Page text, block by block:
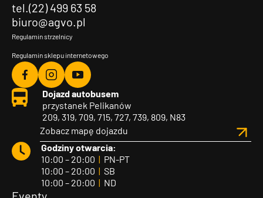
tel.(22) 499 63 58
biuro@agvo.pl
Regulamin strzelnicy
Regulamin sklepu internetowego
Agvo
Facebook
Agvo
Instagram
Agvo
YouTube
Dojazd autobusem
przystanek Pelikanów
209, 319, 709, 715, 727, 739, 809, N83
Zobacz mapę dojazdu
Godziny otwarcia:
10:00 – 20:00 | PN-PT
10:00 – 20:00 | SB
10:00 – 20:00 | ND